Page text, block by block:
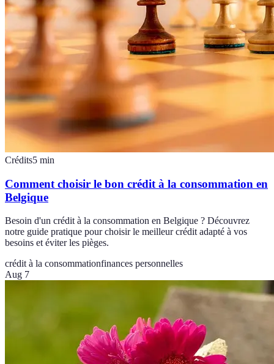
Crédits5 min
Comment choisir le bon crédit à la consommation en
Belgique
Besoin d'un crédit à la consommation en Belgique ? Découvrez
notre guide pratique pour choisir le meilleur crédit adapté à vos
besoins et éviter les pièges.
crédit à la consommationfinances personnelles
Aug 7